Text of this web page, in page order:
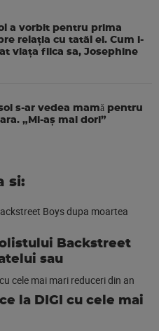
a vorbit pentru prima
relația cu tatăl ei. Cum i-
viața fiica sa, Josephine
s-ar vedea mamǎ pentru
„Mi-aș mai dori”
si:
Backstreet
sau
la DIGI cu cele mai